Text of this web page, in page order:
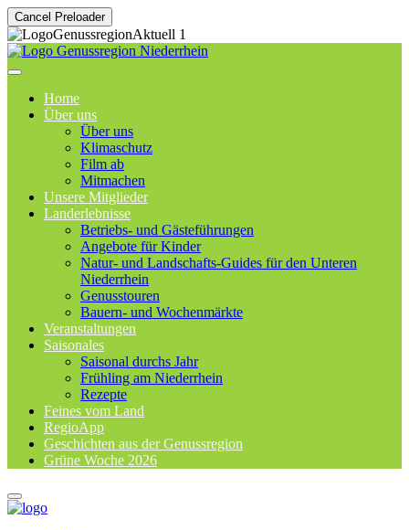
Cancel Preloader
Home
Über uns
Über uns
Klimaschutz
Film ab
Mitmachen
Unsere Mitglieder
Landerlebnisse
Betriebs- und Gästeführungen
Angebote für Kinder
Natur- und Landschafts-Guides für den Unteren
Niederrhein
Genusstouren
Bauern- und Wochenmärkte
Veranstaltungen
Saisonales
Saisonal durchs Jahr
Frühling am Niederrhein
Rezepte
Feines vom Land
RegioApp
Geschichten aus der Genussregion
Grüne Woche 2026